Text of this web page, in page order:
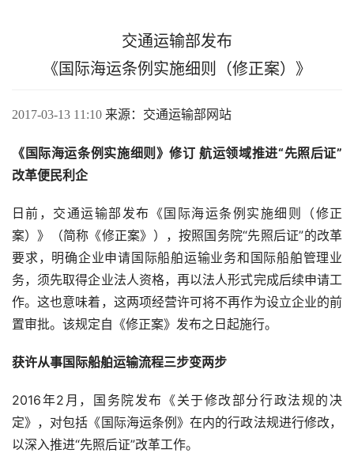
交通运输部发布
《国际海运条例实施细则（修正案）》
2017-03-13 11:10 来源：交通运输部网站
《国际海运条例实施细则》修订 航运领域推进“先照后证”
改革便民利企
日前，交通运输部发布《国际海运条例实施细则（修正
案）》（简称《修正案》），按照国务院“先照后证”的改革
要求，明确企业申请国际船舶运输业务和国际船舶管理业
务，须先取得企业法人资格，再以法人形式完成后续申请工
作。这也意味着，这两项经营许可将不再作为设立企业的前
置审批。该规定自《修正案》发布之日起施行。
获许从事国际船舶运输流程三步变两步
2016年2 月，国务院发布《关于修改部分行政法规的决
定》，对包括《国际海运条例》在内的行政法规进行修改，
以深入推进“先照后证”改革工作。